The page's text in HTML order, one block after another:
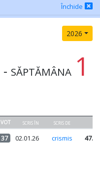
Închide
2026
- SĂPTĂMÂNA 1
VOT SCRIS ÎN SCRIS DE
37 02.01.26 crismis